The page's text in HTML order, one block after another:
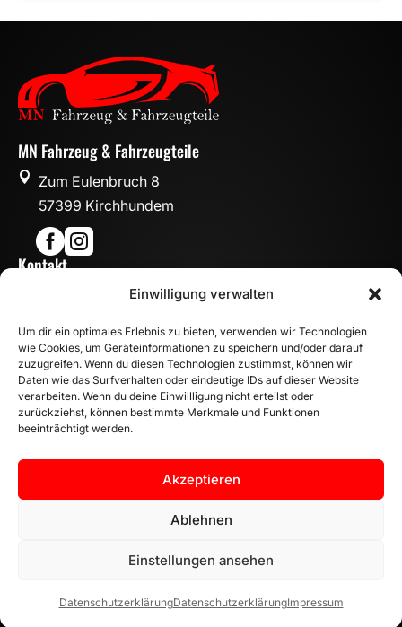
Einwilligung verwalten
Um dir ein optimales Erlebnis zu bieten, verwenden wir Technologien
wie Cookies, um Geräteinformationen zu speichern und/oder darauf
zuzugreifen. Wenn du diesen Technologien zustimmst, können wir
Daten wie das Surfverhalten oder eindeutige IDs auf dieser Website
verarbeiten. Wenn du deine Einwillligung nicht erteilst oder
zurückziehst, können bestimmte Merkmale und Funktionen
beeinträchtigt werden.
Akzeptieren
Ablehnen
Einstellungen ansehen
DatenschutzerklärungDatenschutzerklärungImpressum
MN Fahrzeug & Fahrzeugteile

Zum Eulenbruch 8
57399 Kirchhundem

Kontakt
info@mn-fahrzeugteile.de
 WhatsApp
Öffnungszeiten
 Mo - Fr: 8:00 – 17:00 Uhr
Sa: 10:00 – 14:00 Uhr
INFORMATION
Zahlungsarten
Versandinformationen
Widerrufsbelehrung
AGB |Datenschutzerklärung |Impressum